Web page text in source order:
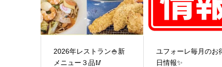
2026年レストラン🍚新
メニュー３品🥢
ユフォーレ毎月のお
日情報✨